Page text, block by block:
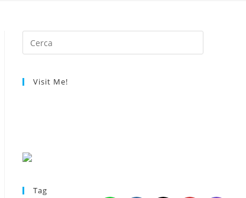
Visit Me!
Tag